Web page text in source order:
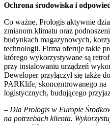
Ochrona środowiska i
Co ważne, Prologis aktywnie
zmianom klimatu oraz
budynkach magazynowych,
technologii. Firma oferuje takie
którego wykorzystywane są
przy instalowaniu urządzeń
Deweloper przyłączył się także
PARKlife, skoncentrowanego
logistycznych, budującego
– Dla Prologis w Europie
na potrzebach klienta.